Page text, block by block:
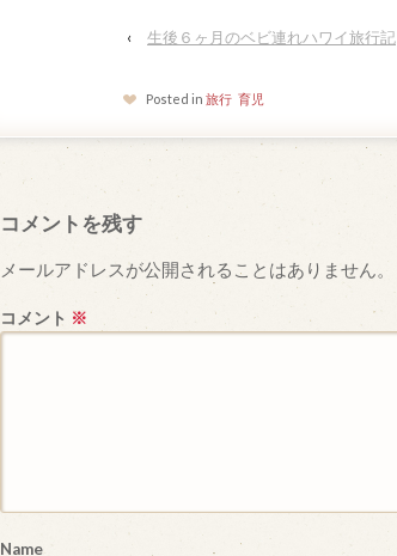
‹ 生後６ヶ月のベビ連れハワイ旅行記
Posted in 旅行 育児
コメントを残す
メールアドレスが公開されることはありません。
コメント ※
Name